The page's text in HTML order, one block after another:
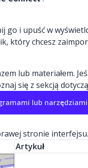
i upuść w
który chcesz
lub materiałem.
się z sekcją
lub
stronie
Artykuł